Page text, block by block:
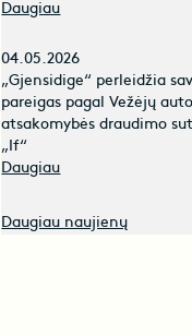
Daugiau
04.05.2026
„Gjensidige“ perleidžia
pareigas pagal Vežėjų
atsakomybės draudimo
„If“
Daugiau
Daugiau naujienų